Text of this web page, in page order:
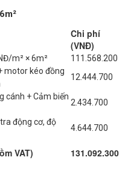
6m²
Chi phí
(VNĐ)
m² × 6m²
111.568.200
motor kéo đồng
12.444.700
cánh + Cảm biến
2.434.700
động cơ, độ
4.644.700
VAT) 131.092.300